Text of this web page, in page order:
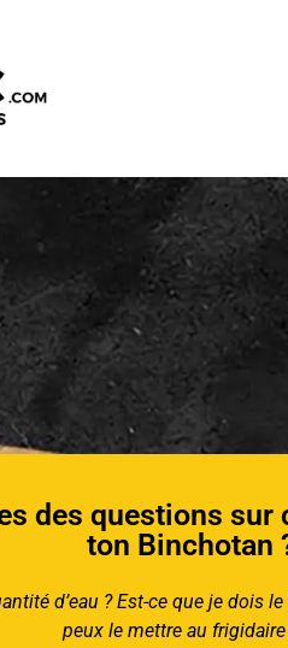
des questions
ton Binchotan
d’eau ? Est-ce que je dois
peux le mettre au frigidaire